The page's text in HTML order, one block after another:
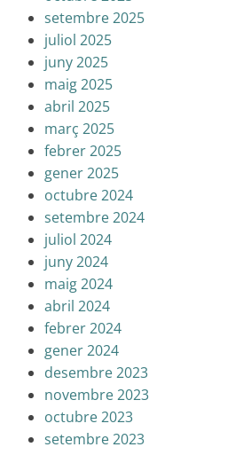
setembre 2025
juliol 2025
juny 2025
maig 2025
abril 2025
març 2025
febrer 2025
gener 2025
octubre 2024
setembre 2024
juliol 2024
juny 2024
maig 2024
abril 2024
febrer 2024
gener 2024
desembre 2023
novembre 2023
octubre 2023
setembre 2023